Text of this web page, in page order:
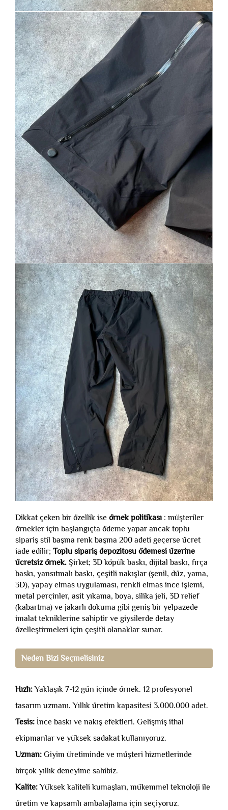
Dikkat çeken bir özellik ise örnek politikası : müşteriler
örnekler için başlangıçta ödeme yapar ancak toplu
sipariş stil başına renk başına 200 adeti geçerse ücret
iade edilir; Toplu sipariş depozitosu ödemesi üzerine
ücretsiz örnek. Şirket; 3D köpük baskı, dijital baskı, fırça
baskı, yansıtmalı baskı, çeşitli nakışlar (şenil, düz, yama,
3D), yapay elmas uygulaması, renkli elmas ince işlemi,
metal perçinler, asit yıkama, boya, silika jeli, 3D relief
(kabartma) ve jakarlı dokuma gibi geniş bir yelpazede
imalat tekniklerine sahiptir ve giysilerde detay
özelleştirmeleri için çeşitli olanaklar sunar.
Neden Bizi Seçmelisiniz
Hızlı:Yaklaşık 7-12 gün içinde örnek. 12 profesyonel
tasarım uzmanı. Yıllık üretim kapasitesi 3.000.000 adet.
Tesis: İnce baskı ve nakış efektleri. Gelişmiş ithal
ekipmanlar ve yüksek sadakat kullanıyoruz.
Uzman: Giyim üretiminde ve müşteri hizmetlerinde
birçok yıllık deneyime sahibiz.
Kalite:Yüksek kaliteli kumaşları, mükemmel teknoloji ile
üretim ve kapsamlı ambalajlama için seçiyoruz.